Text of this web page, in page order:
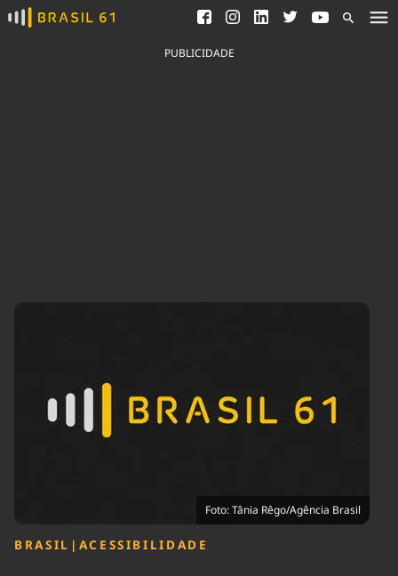
Ver todas as notícias
Saneamento
Indicadores
Tecnologia
Cinema
Infraestrutura
Internacional
PUBLICIDADE
Foto: Tânia Rêgo/Agência Brasil
BRASIL | ACESSIBILIDADE